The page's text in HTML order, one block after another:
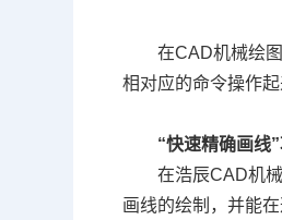
在CAD机械绘
相对应的命令操作
“快速精确画线
在浩辰CAD机
画线的绘制，并能